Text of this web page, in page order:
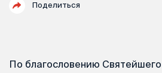
Поделиться
По благословению